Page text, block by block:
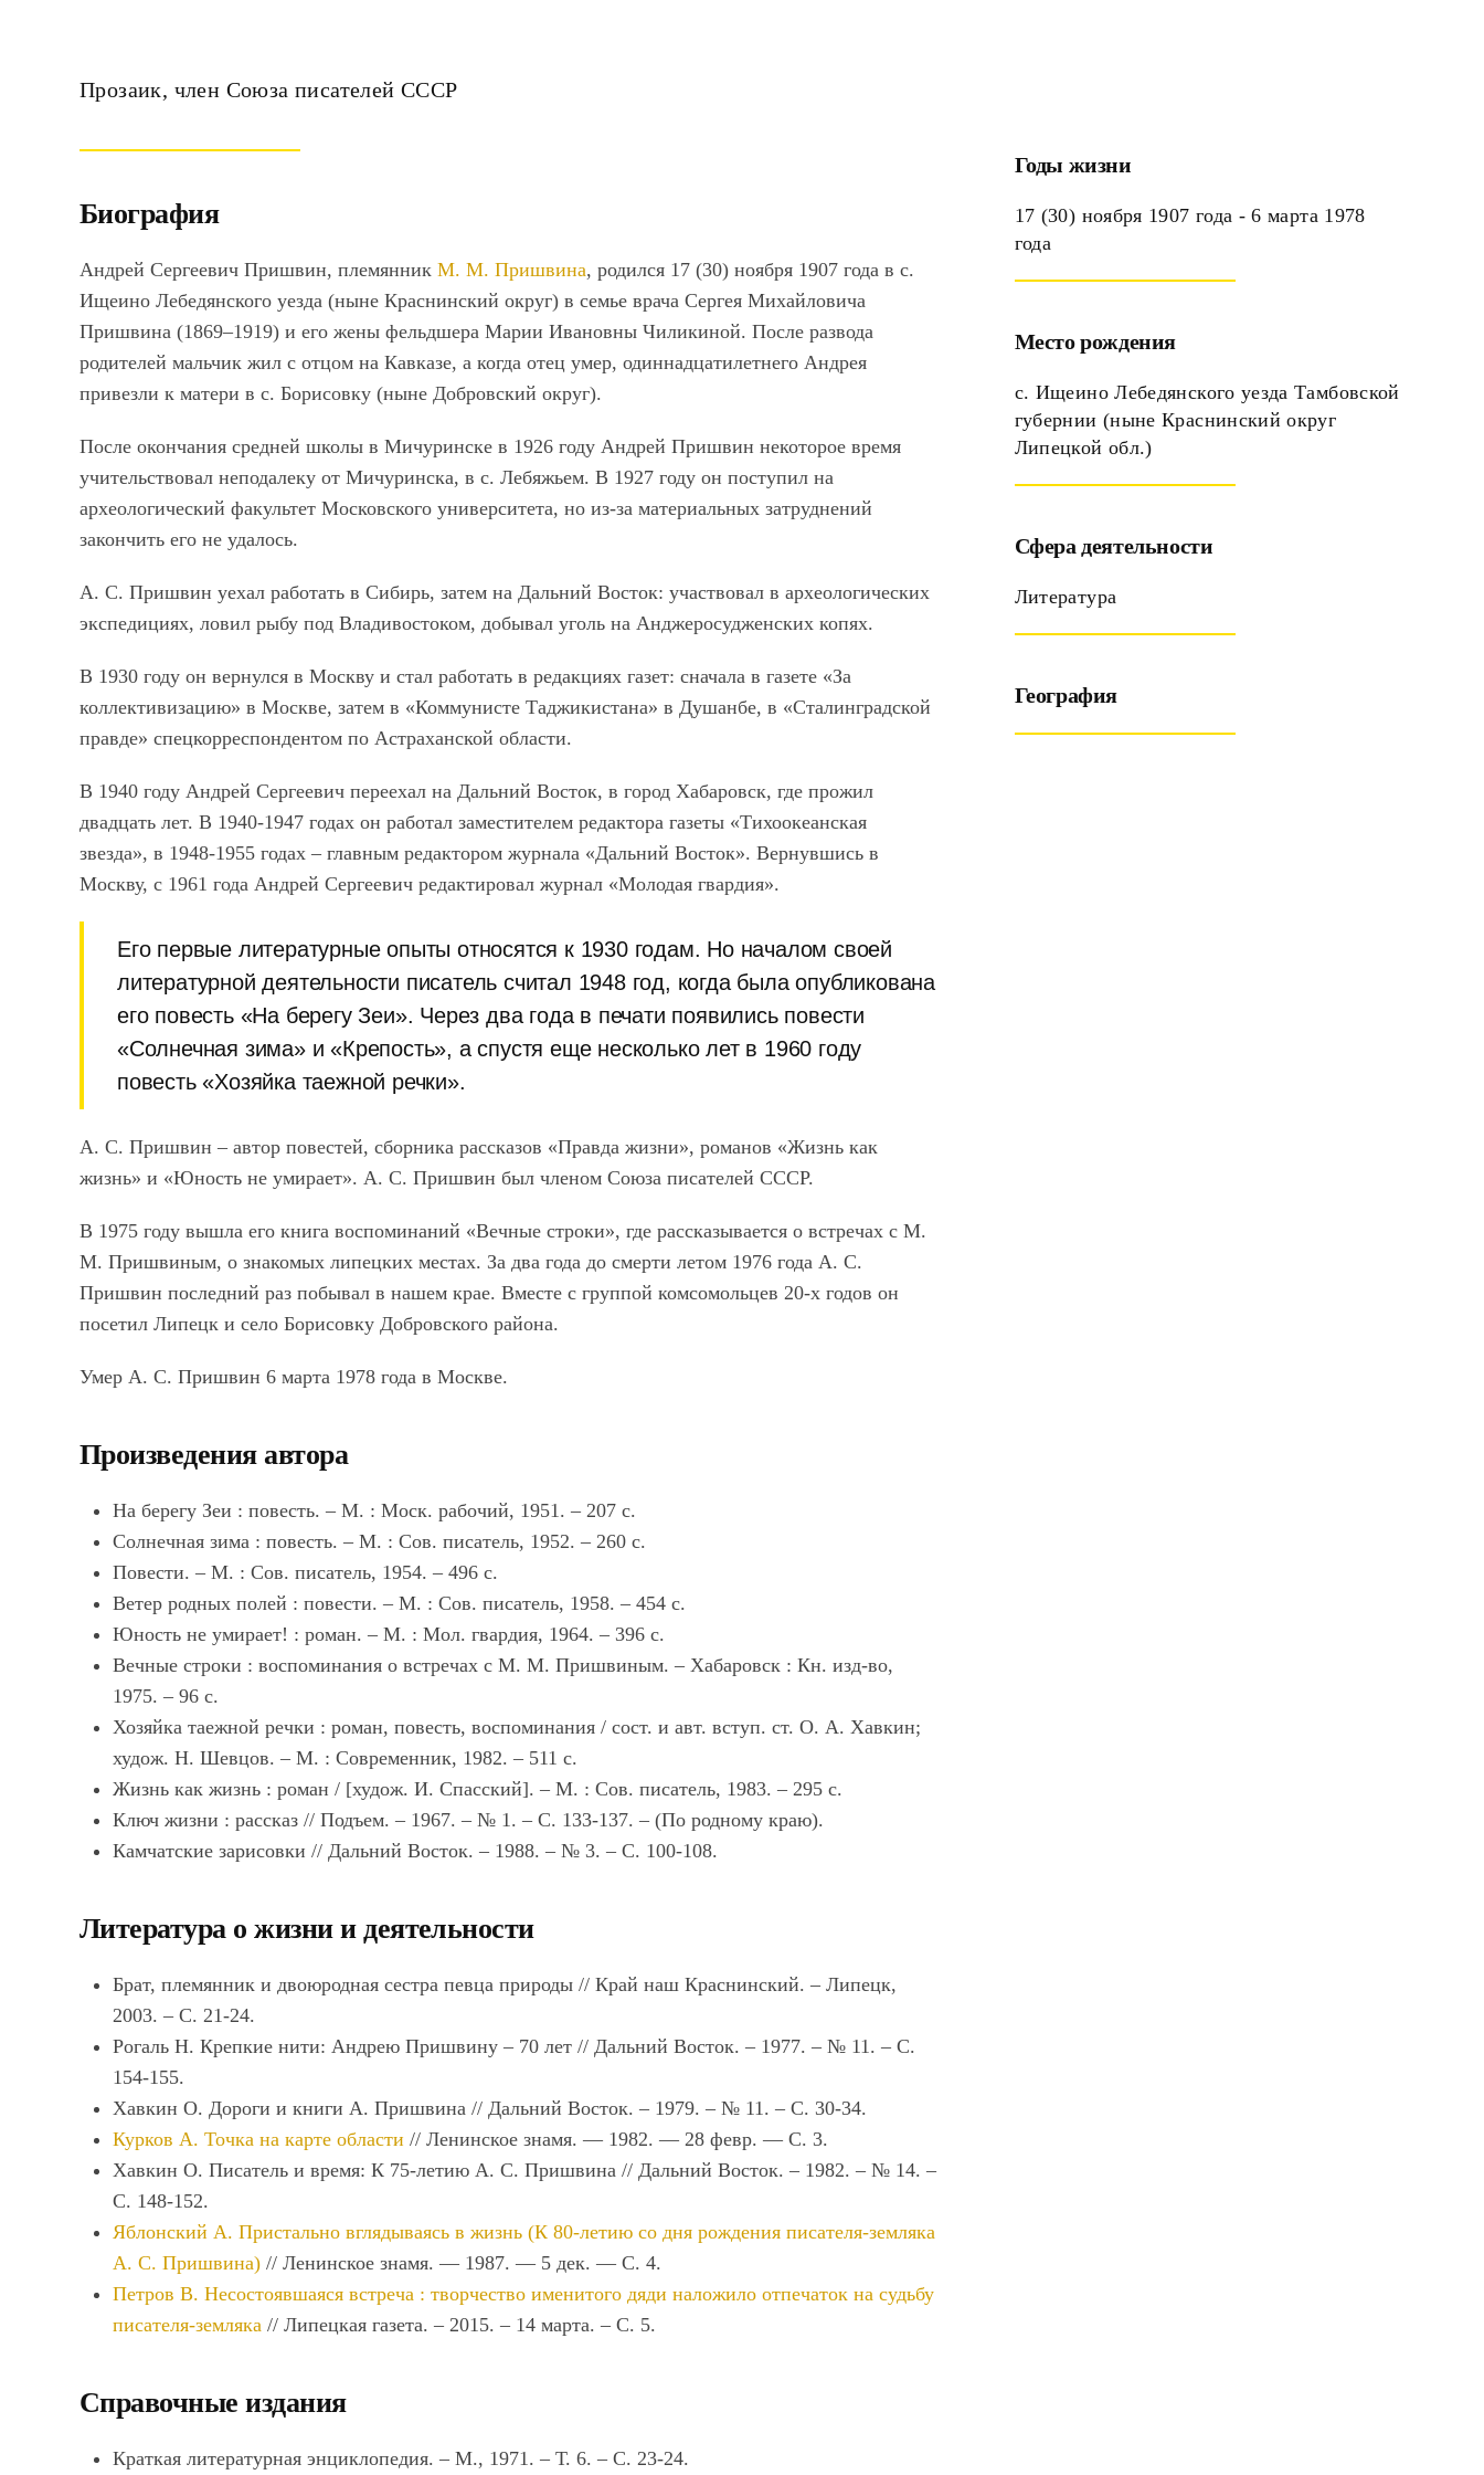
Прозаик, член Союза писателей СССР
Биография
Андрей Сергеевич Пришвин, племянник М. М. Пришвина, родился 17 (30) ноября 1907 года в с.
Ищеино Лебедянского уезда (ныне Краснинский округ) в семье врача Сергея Михайловича
Пришвина (1869–1919) и его жены фельдшера Марии Ивановны Чиликиной. После развода
родителей мальчик жил с отцом на Кавказе, а когда отец умер, одиннадцатилетнего Андрея
привезли к матери в с. Борисовку (ныне Добровский округ).
После окончания средней школы в Мичуринске в 1926 году Андрей Пришвин некоторое время
учительствовал неподалеку от Мичуринска, в с. Лебяжьем. В 1927 году он поступил на
археологический факультет Московского университета, но из-за материальных затруднений
закончить его не удалось.
А. С. Пришвин уехал работать в Сибирь, затем на Дальний Восток: участвовал в археологических
экспедициях, ловил рыбу под Владивостоком, добывал уголь на Анджеросудженских копях.
В 1930 году он вернулся в Москву и стал работать в редакциях газет: сначала в газете «За
коллективизацию» в Москве, затем в «Коммунисте Таджикистана» в Душанбе, в «Сталинградской
правде» спецкорреспондентом по Астраханской области.
В 1940 году Андрей Сергеевич переехал на Дальний Восток, в город Хабаровск, где прожил
двадцать лет. В 1940-1947 годах он работал заместителем редактора газеты «Тихоокеанская
звезда», в 1948-1955 годах – главным редактором журнала «Дальний Восток». Вернувшись в
Москву, с 1961 года Андрей Сергеевич редактировал журнал «Молодая гвардия».
Его первые литературные опыты относятся к 1930 годам. Но началом своей
литературной деятельности писатель считал 1948 год, когда была опубликована
его повесть «На берегу Зеи». Через два года в печати появились повести
«Солнечная зима» и «Крепость», а спустя еще несколько лет в 1960 году
повесть «Хозяйка таежной речки».
А. С. Пришвин – автор повестей, сборника рассказов «Правда жизни», романов «Жизнь как
жизнь» и «Юность не умирает». А. С. Пришвин был членом Союза писателей СССР.
В 1975 году вышла его книга воспоминаний «Вечные строки», где рассказывается о встречах с М.
М. Пришвиным, о знакомых липецких местах. За два года до смерти летом 1976 года А. С.
Пришвин последний раз побывал в нашем крае. Вместе с группой комсомольцев 20-х годов он
посетил Липецк и село Борисовку Добровского района.
Умер А. С. Пришвин 6 марта 1978 года в Москве.
Произведения автора
На берегу Зеи : повесть. – М. : Моск. рабочий, 1951. – 207 с.
Солнечная зима : повесть. – М. : Сов. писатель, 1952. – 260 с.
Повести. – М. : Сов. писатель, 1954. – 496 с.
Ветер родных полей : повести. – М. : Сов. писатель, 1958. – 454 с.
Юность не умирает! : роман. – М. : Мол. гвардия, 1964. – 396 с.
Вечные строки : воспоминания о встречах с М. М. Пришвиным. – Хабаровск : Кн. изд-во,
1975. – 96 с.
Хозяйка таежной речки : роман, повесть, воспоминания / сост. и авт. вступ. ст. О. А. Хавкин;
худож. Н. Шевцов. – М. : Современник, 1982. – 511 с.
Жизнь как жизнь : роман / [худож. И. Спасский]. – М. : Сов. писатель, 1983. – 295 с.
Ключ жизни : рассказ // Подъем. – 1967. – № 1. – С. 133-137. – (По родному краю).
Камчатские зарисовки // Дальний Восток. – 1988. – № 3. – С. 100-108.
Литература о жизни и деятельности
Брат, племянник и двоюродная сестра певца природы // Край наш Краснинский. – Липецк,
2003. – С. 21-24.
Рогаль Н. Крепкие нити: Андрею Пришвину – 70 лет // Дальний Восток. – 1977. – № 11. – С.
154-155.
Хавкин О. Дороги и книги А. Пришвина // Дальний Восток. – 1979. – № 11. – С. 30-34.
Курков А. Точка на карте области // Ленинское знамя. — 1982. — 28 февр. — С. 3.
Хавкин О. Писатель и время: К 75-летию А. С. Пришвина // Дальний Восток. – 1982. – № 14. –
С. 148-152.
Яблонский А. Пристально вглядываясь в жизнь (К 80-летию со дня рождения писателя-земляка
А. С. Пришвина) // Ленинское знамя. — 1987. — 5 дек. — С. 4.
Петров В. Несостоявшаяся встреча : творчество именитого дяди наложило отпечаток на судьбу
писателя-земляка // Липецкая газета. – 2015. – 14 марта. – С. 5.
Справочные издания
Краткая литературная энциклопедия. – М., 1971. – Т. 6. – С. 23-24.
Годы жизни
17 (30) ноября 1907 года - 6 марта 1978
года
Место рождения
с. Ищеино Лебедянского уезда Тамбовской
губернии (ныне Краснинский округ
Липецкой обл.)
Сфера деятельности
Литература
География